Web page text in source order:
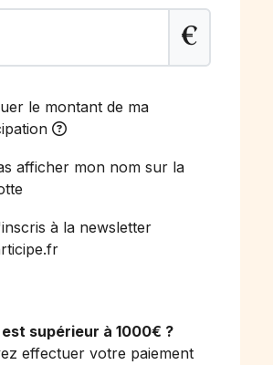
€
le montant de ma
afficher mon nom sur la
à la newsletter
supérieur à 1000€ ?
effectuer votre paiement